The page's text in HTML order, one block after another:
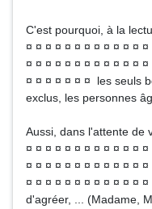
C'est pourquoi, à la
¤ ¤ ¤ ¤ ¤ ¤ ¤ ¤ ¤ ¤ ¤ ¤
¤ ¤ ¤ ¤ ¤ ¤ ¤ ¤ ¤ ¤ ¤ ¤
¤ ¤ ¤ ¤ ¤ ¤ ¤ les seuls
exclus, les personnes
Aussi, dans l'attente de
¤ ¤ ¤ ¤ ¤ ¤ ¤ ¤ ¤ ¤ ¤ ¤
¤ ¤ ¤ ¤ ¤ ¤ ¤ ¤ ¤ ¤ ¤ ¤
¤ ¤ ¤ ¤ ¤ ¤ ¤ ¤ ¤ ¤ ¤ ¤
d'agréer, ... (Madame,